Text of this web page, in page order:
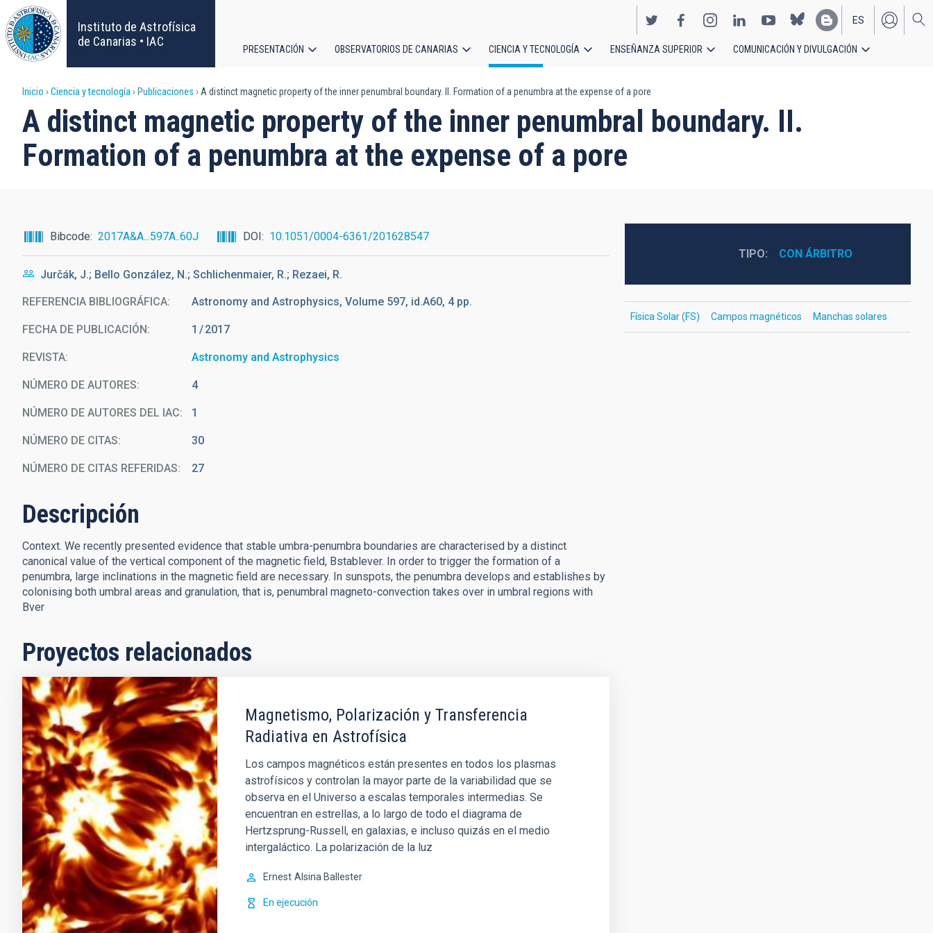
Pasar
al
contenido
principal
Instituto de Astrofísica
de Canarias • IAC
EN
ES
principal
PRESENTACIÓN OBSERVATORIOS DE CANARIAS CIENCIA Y TECNOLOGÍA ENSEÑANZA SUPERIOR COMUNICACIÓN Y DIVULGACIÓN
Sobrescribir
enlaces
de
a
la
navegación
Inicio Ciencia y tecnología Publicaciones A distinct magnetic property of the inner penumbral boundary. II. Formation of a penumbra at the expense of a pore
A distinct magnetic property of the inner penumbral boundary. II.
Formation of a penumbra at the expense of a pore
Bibcode 2017A&A...597A..60J DOI 10.1051/0004-6361/201628547
Jurčák, J.; Bello González, N.; Schlichenmaier, R.; Rezaei, R.
REFERENCIA BIBLIOGRÁFICA Astronomy and Astrophysics, Volume 597, id.A60, 4 pp.
FECHA DE PUBLICACIÓN: 1 2017
REVISTA Astronomy and Astrophysics
NÚMERO DE AUTORES 4
NÚMERO DE AUTORES DEL IAC 1
NÚMERO DE CITAS 30
NÚMERO DE CITAS REFERIDAS 27
Descripción
Context. We recently presented evidence that stable umbra-penumbra boundaries are characterised by a distinct
canonical value of the vertical component of the magnetic field, Bstablever. In order to trigger the formation of a
penumbra, large inclinations in the magnetic field are necessary. In sunspots, the penumbra develops and establishes by
colonising both umbral areas and granulation, that is, penumbral magneto-convection takes over in umbral regions with
Bver
Proyectos relacionados
Magnetismo, Polarización y Transferencia
Radiativa en Astrofísica
Los campos magnéticos están presentes en todos los plasmas
astrofísicos y controlan la mayor parte de la variabilidad que se
observa en el Universo a escalas temporales intermedias. Se
encuentran en estrellas, a lo largo de todo el diagrama de
Hertzsprung-Russell, en galaxias, e incluso quizás en el medio
intergaláctico. La polarización de la luz
Ernest Alsina Ballester
En ejecución
TIPO CON ÁRBITRO
Física Solar (FS) Campos magnéticos Manchas solares